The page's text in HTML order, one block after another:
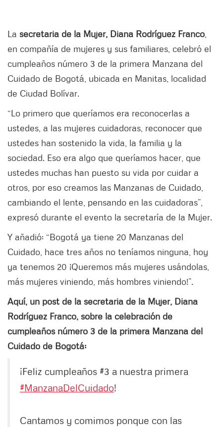
La secretaria de la Mujer, Diana Rodríguez Franco
en compañía de mujeres y sus familiares, celebró el
cumpleaños número 3 de la primera Manzana del
Cuidado de Bogotá, ubicada en Manitas, localidad
de Ciudad Bolívar.
“Lo primero que queríamos era reconocerlas a
ustedes, a las mujeres cuidadoras, reconocer que
ustedes han sostenido la vida, la familia y la
sociedad. Eso era algo que queríamos hacer, que
ustedes muchas han puesto su vida por cuidar a
otros, por eso creamos las Manzanas de Cuidado,
cambiando el lente, pensando en las cuidadoras”,
expresó durante el evento la secretaría de la Mujer.
Y añadió: “Bogotá ya tiene 20 Manzanas del
Cuidado, hace tres años no teníamos ninguna, hoy
ya tenemos 20 ¡Queremos más mujeres usándolas,
más mujeres viniendo, más hombres viniendo!”.
Aquí, un post de la secretaria de la Mujer, Diana
Rodríguez Franco, sobre la celebración de
cumpleaños número 3 de la primera Manzana del
Cuidado de Bogotá:
¡Feliz cumpleaños #3 a nuestra primera
#ManzanaDelCuidado!
Cantamos y comimos ponque con las